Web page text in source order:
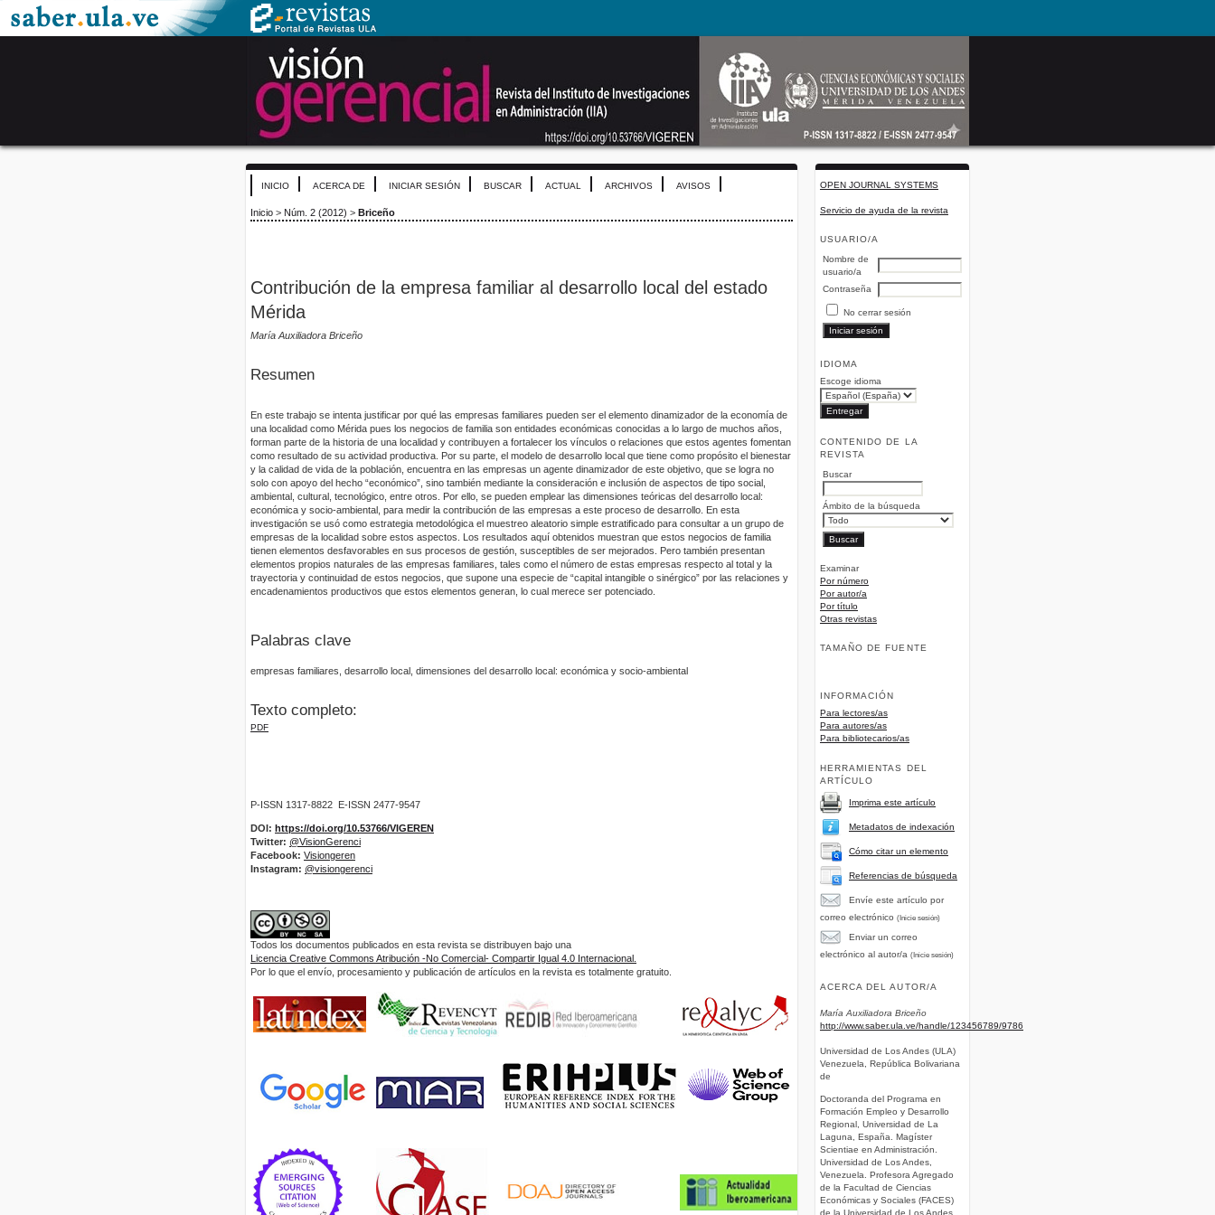
OPEN JOURNAL SYSTEMS
Servicio de ayuda de la revista
USUARIO/A
Nombre de
usuario/a
Contraseña
No cerrar sesión
IDIOMA
Escoge idioma
CONTENIDO DE LA
REVISTA
Buscar
Ámbito de la búsqueda
Examinar
Por número
Por autor/a
Por título
Otras revistas
TAMAÑO DE FUENTE
INFORMACIÓN
Para lectores/as
Para autores/as
Para bibliotecarios/as
HERRAMIENTAS DEL
ARTÍCULO
Imprima este artículo
Metadatos de indexación
Cómo citar un elemento
Referencias de búsqueda
Envíe este artículo por
correo electrónico (Inicie sesión)
Enviar un correo
electrónico al autor/a (Inicie sesión)
ACERCA DEL AUTOR/A
María Auxiliadora Briceño
http://www.saber.ula.ve/handle/123456789/9786
Universidad de Los Andes (ULA)
Venezuela, República Bolivariana
de
Doctoranda del Programa en
Formación Empleo y Desarrollo
Regional, Universidad de La
Laguna, España. Magíster
Scientiae en Administración.
Universidad de Los Andes,
Venezuela. Profesora Agregado
de la Facultad de Ciencias
Económicas y Sociales (FACES)
de la Universidad de Los Andes.
INICIO ACERCA DE INICIAR SESIÓN BUSCAR ACTUAL ARCHIVOS AVISOS
Inicio > Núm. 2 (2012) > Briceño
Contribución de la empresa familiar al desarrollo local del estado
Mérida
María Auxiliadora Briceño
Resumen
En este trabajo se intenta justificar por qué las empresas familiares pueden ser el elemento dinamizador de la economía de
una localidad como Mérida pues los negocios de familia son entidades económicas conocidas a lo largo de muchos años,
forman parte de la historia de una localidad y contribuyen a fortalecer los vínculos o relaciones que estos agentes fomentan
como resultado de su actividad productiva. Por su parte, el modelo de desarrollo local que tiene como propósito el bienestar
y la calidad de vida de la población, encuentra en las empresas un agente dinamizador de este objetivo, que se logra no
solo con apoyo del hecho “económico”, sino también mediante la consideración e inclusión de aspectos de tipo social,
ambiental, cultural, tecnológico, entre otros. Por ello, se pueden emplear las dimensiones teóricas del desarrollo local:
económica y socio-ambiental, para medir la contribución de las empresas a este proceso de desarrollo. En esta
investigación se usó como estrategia metodológica el muestreo aleatorio simple estratificado para consultar a un grupo de
empresas de la localidad sobre estos aspectos. Los resultados aquí obtenidos muestran que estos negocios de familia
tienen elementos desfavorables en sus procesos de gestión, susceptibles de ser mejorados. Pero también presentan
elementos propios naturales de las empresas familiares, tales como el número de estas empresas respecto al total y la
trayectoria y continuidad de estos negocios, que supone una especie de “capital intangible o sinérgico” por las relaciones y
encadenamientos productivos que estos elementos generan, lo cual merece ser potenciado.
Palabras clave
empresas familiares, desarrollo local, dimensiones del desarrollo local: económica y socio-ambiental
Texto completo:
PDF
P-ISSN 1317-8822 E-ISSN 2477-9547
DOI: https://doi.org/10.53766/VIGEREN
Twitter: @VisionGerenci
Facebook: Visiongeren
Instagram: @visiongerenci
Todos los documentos publicados en esta revista se distribuyen bajo una
Licencia Creative Commons Atribución -No Comercial- Compartir Igual 4.0 Internacional.
Por lo que el envío, procesamiento y publicación de artículos en la revista es totalmente gratuito.